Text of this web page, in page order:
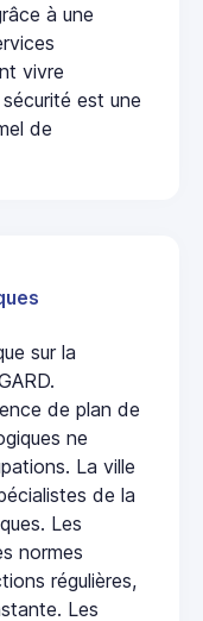
à une
vivre
est une
de
sur la
de plan de
ne
La ville
de la
Les
normes
régulières,
Les